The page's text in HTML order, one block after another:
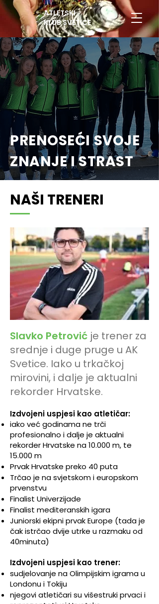
ATLETSKI
KLUB SVETICE
PRENOSEĆI SVOJE
ZNANJE I STRAST
NAŠI TRENERI
Slavko Petrović je trener za
srednje i duge pruge u AK
Svetice. Iako u trkačkoj
mirovini, i dalje je aktualni
rekorder Hrvatske.
Izdvojeni uspjesi kao atletičar:
iako već godinama ne trči
profesionalno i dalje je aktualni
rekorder Hrvatske na 10.000 m, te
15.000 m
Prvak Hrvatske preko 40 puta
Trčao je na svjetskom i europskom
prvenstvu
Finalist Univerzijade
Finalist mediteranskih igara
Juniorski ekipni prvak Europe (tada je
čak istrčao dvije utrke u razmaku od
40minuta)
Izdvojeni uspjesi kao trener:
​​​sudjelovanje na Olimpijskim igrama u
Londonu i Tokiju
njegovi atletičari su višestruki prvaci i